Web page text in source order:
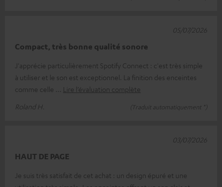
Compact, très bonne qualité sonore
J'apprécie particulièrement Spotify Connect : c'est très simple
à utiliser et le son est exceptionnel. La finition des enceintes
comme celle
Lire l’évaluation complète
Roland H.
(Traduit automatiquement *)
05/07/2026
HAUT DE PAGE
Je suis très satisfait de cet achat : un design épuré et une
03/07/2026